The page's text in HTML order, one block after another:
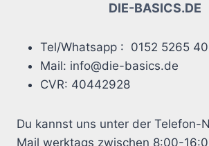
DIE-BASICS.DE
Tel/Whatsapp : 0152 5265
Mail: info@die-basics.de
CVR: 40442928
Du kannst uns unter der Telefon-
Mail werktags zwischen 8:00-